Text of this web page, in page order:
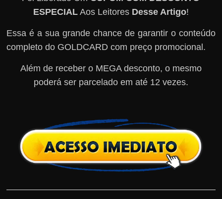
ESPECIALAos Leitores Desse Artigo!
Essa é a sua grande chance de garantir o conteúdo
completo do GOLDCARD com preço promocional.
Além de receber o MEGA desconto, o mesmo
poderá ser parcelado em até 12 vezes.